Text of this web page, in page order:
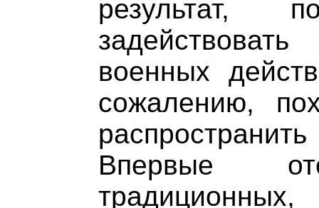
результат,
военных
сожалению,
Впервые